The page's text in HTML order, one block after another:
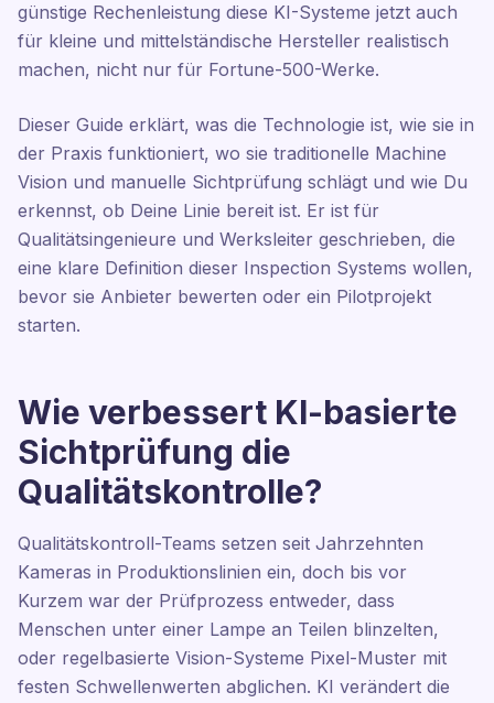
günstige Rechenleistung diese KI-Systeme jetzt auch
für kleine und mittelständische Hersteller realistisch
machen, nicht nur für Fortune-500-Werke.
Dieser Guide erklärt, was die Technologie ist, wie sie in
der Praxis funktioniert, wo sie traditionelle Machine
Vision und manuelle Sichtprüfung schlägt und wie Du
erkennst, ob Deine Linie bereit ist. Er ist für
Qualitätsingenieure und Werksleiter geschrieben, die
eine klare Definition dieser Inspection Systems wollen,
bevor sie Anbieter bewerten oder ein Pilotprojekt
starten.
Wie verbessert KI-basierte
Sichtprüfung die
Qualitätskontrolle?
Qualitätskontroll-Teams setzen seit Jahrzehnten
Kameras in Produktionslinien ein, doch bis vor
Kurzem war der Prüfprozess entweder, dass
Menschen unter einer Lampe an Teilen blinzelten,
oder regelbasierte Vision-Systeme Pixel-Muster mit
festen Schwellenwerten abglichen. KI verändert die